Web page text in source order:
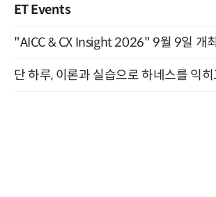
ET Events
"AICC & CX Insight 2026" 9월 9일 개최